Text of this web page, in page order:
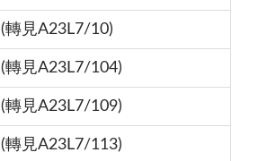
(轉見A23L7/10)
(轉見A23L7/104)
(轉見A23L7/109)
(轉見A23L7/113)